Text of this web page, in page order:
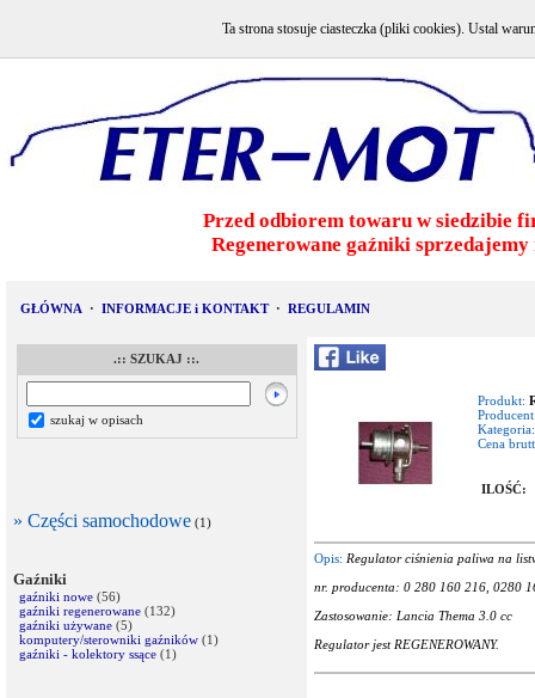
Przed odbiorem towaru w siedzibie
Regenerowane gaźniki
GŁÓWNA · INFORMACJE i KONTAKT · REGULAMIN
.:: SZUKAJ ::.
szukaj w opisach
» Części samochodowe (1)
Gaźniki
gaźniki nowe (56)
gaźniki regenerowane (132)
gaźniki używane (5)
komputery/sterowniki gaźników (1)
gaźniki - kolektory ssące (1)
Produkt:
Kategoria:
Cena
ILOŚĆ:
Opis: Regulator ciśnienia paliwa na
nr. producenta: 0 280 160 216, 0280
Zastosowanie: Lancia Thema 3.0 cc
Regulator jest REGENEROWANY.
Ta strona stosuje ciasteczka (pliki cookies). Ustal